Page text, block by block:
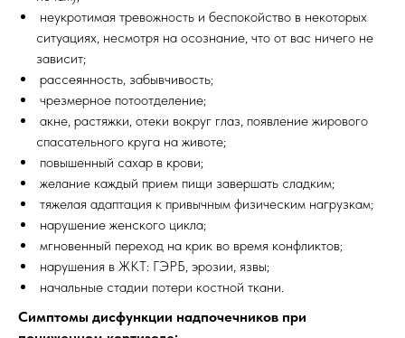
️ неукротимая тревожность и беспокойство в некоторых
ситуациях, несмотря на осознание, что от вас ничего не
зависит;
️ рассеянность, забывчивость;
️ чрезмерное потоотделение;
️ акне, растяжки, отеки вокруг глаз, появление жирового
спасательного круга на животе;
️ повышенный сахар в крови;
️ желание каждый прием пищи завершать сладким;
️ тяжелая адаптация к привычным физическим нагрузкам;
️ нарушение женского цикла;
️ мгновенный переход на крик во время конфликтов;
️ нарушения в ЖКТ: ГЭРБ, эрозии, язвы;
️ начальные стадии потери костной ткани.
Симптомы дисфункции надпочечников при